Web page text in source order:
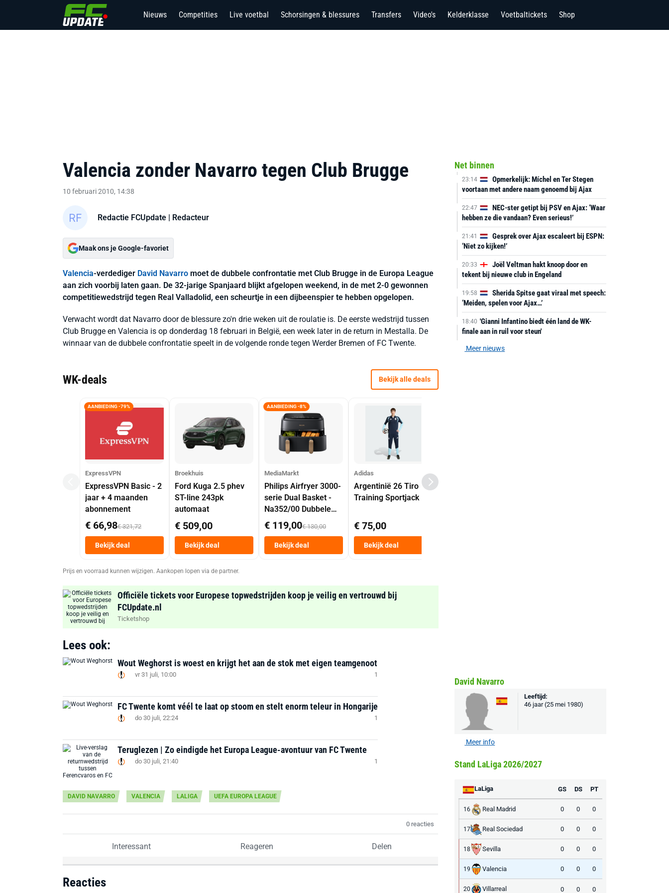
Nieuws Competities Live voetbal Schorsingen & blessures Transfers Video's Kelderklasse Voetbaltickets Shop
Valencia zonder Navarro tegen Club Brugge
10 februari 2010, 14:38
Redactie FCUpdate | Redacteur
Maak ons je Google-favoriet
Valencia-verdediger David Navarro moet de dubbele confrontatie met Club Brugge in de Europa League
aan zich voorbij laten gaan. De 32-jarige Spanjaard blijkt afgelopen weekend, in de met 2-0 gewonnen
competitiewedstrijd tegen Real Valladolid, een scheurtje in een dijbeenspier te hebben opgelopen.
Verwacht wordt dat Navarro door de blessure zo'n drie weken uit de roulatie is. De eerste wedstrijd tussen
Club Brugge en Valencia is op donderdag 18 februari in België, een week later in de return in Mestalla. De
winnaar van de dubbele confrontatie speelt in de volgende ronde tegen Werder Bremen of FC Twente.
WK-deals Bekijk alle deals
AANBIEDING -79%
ExpressVPN
ExpressVPN Basic - 2
jaar + 4 maanden
abonnement
€ 66,98€ 321,72
Bekijk deal
Broekhuis
Ford Kuga 2.5 phev
ST-line 243pk
automaat
€ 509,00
Bekijk deal
AANBIEDING -8%
MediaMarkt
Philips Airfryer 3000-
serie Dual Basket -
Na352/00 Dubbele
Mand 9 L Tot 6
Personen
Heteluchtfriteuse
Zwart
€ 119,00€ 130,00
Bekijk deal
Adidas
Argentinië 26 Tiro
Training Sportjack
€ 75,00
Bekijk deal
Prijs en voorraad kunnen wijzigen. Aankopen lopen via de partner.
Officiële tickets voor Europese topwedstrijden koop je veilig en vertrouwd bij
FCUpdate.nl
Ticketshop
Lees ook:
Wout Weghorst is woest en krijgt het aan de stok met eigen teamgenoot
vr 31 juli, 10:00 1
FC Twente komt véél te laat op stoom en stelt enorm teleur in Hongarije
do 30 juli, 22:24 1
Teruglezen | Zo eindigde het Europa League-avontuur van FC Twente
do 30 juli, 21:40 1
DAVID NAVARRO VALENCIA LALIGA UEFA EUROPA LEAGUE
0 reacties
Interessant Reageren Delen
Reacties
Net binnen
23:14
Opmerkelijk: Míchel en Ter Stegen
voortaan met andere naam genoemd bij Ajax
22:47
NEC-ster getipt bij PSV en Ajax: ‘Waar
hebben ze die vandaan? Even serieus!’
21:41
Gesprek over Ajax escaleert bij ESPN:
‘Niet zo kijken!’
20:33
Joël Veltman hakt knoop door en
tekent bij nieuwe club in Engeland
19:58
Sherida Spitse gaat viraal met speech:
‘Meiden, spelen voor Ajax…’
18:40 'Gianni Infantino biedt één land de WK-
finale aan in ruil voor steun'
Meer nieuws
David Navarro
Leeftijd:
46 jaar (25 mei 1980)
Meer info
Stand LaLiga 2026/2027
LaLiga GS DS PT
16 Real Madrid 0 0 0
17 Real Sociedad 0 0 0
18 Sevilla 0 0 0
19 Valencia 0 0 0
20 Villarreal 0 0 0